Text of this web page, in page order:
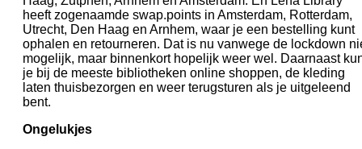
heeft zogenaamde swap.points in Amsterdam, Rotterdam,
Utrecht, Den Haag en Arnhem, waar je een bestelling kunt
ophalen en retourneren. Dat is nu vanwege de lockdown
mogelijk, maar binnenkort hopelijk weer wel. Daarnaast
je bij de meeste bibliotheken online shoppen, de kleding
laten thuisbezorgen en weer terugsturen als je uitgeleend
bent.
Ongelukjes